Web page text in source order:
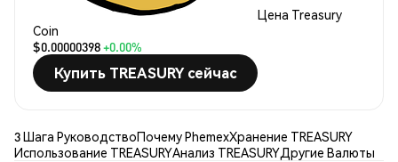
Цена Treasury
Coin
$0.00000398+0.00%
Купить TREASURY сейчас
3 Шага РуководствоПочему PhemexХранение TREASURY
Использование TREASURYАнализ TREASURYДругие Валюты